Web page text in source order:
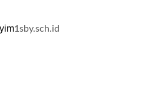
1sby.sch.id